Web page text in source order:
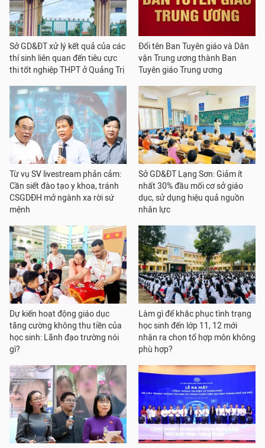
Sở GD&ĐT xử lý kết quả của các
thí sinh liên quan đến tiêu cực
thi tốt nghiệp THPT ở Quảng Trị
Đổi tên Ban Tuyên giáo và Dân
vận Trung ương thành Ban
Tuyên giáo Trung ương
Từ vụ SV livestream phản cảm:
Cần siết đào tạo y khoa, tránh
CSGDĐH mở ngành xa rời sứ
mệnh
Sở GD&ĐT Lạng Sơn: Giảm ít
nhất 30% đầu mối cơ sở giáo
dục, sử dụng hiệu quả nguồn
nhân lực
Dự kiến hoạt động giáo dục
tăng cường không thu tiền của
học sinh: Lãnh đạo trường nói
gì?
Làm gì để khắc phục tình trạng
học sinh đến lớp 11, 12 mới
nhận ra chọn tổ hợp môn không
phù hợp?